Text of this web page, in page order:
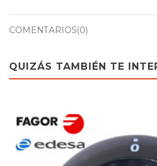
COMENTARIOS(0)
QUIZÁS TAMBIÉN TE